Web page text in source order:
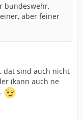
bundeswehr,
aber feiner
dat sind auch nicht
(kann auch ne